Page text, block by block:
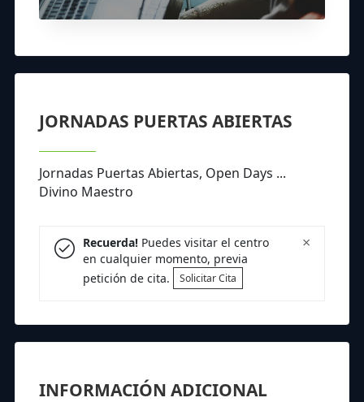
JORNADAS PUERTAS ABIERTAS
Jornadas Puertas Abiertas, Open Days ...
Divino Maestro
×
Recuerda!Puedes visitar el centro
en cualquier momento, previa
petición de cita.
Solicitar Cita
INFORMACIÓN ADICIONAL